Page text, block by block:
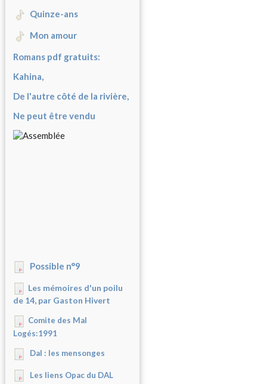
Quinze-ans
Mon amour
Romans pdf gratuits:
Kahina,
De l'autre côté de la rivière,
Ne peut être vendu
Possible n°9
Les mémoires d'un poilu
de 14, par Gaston Hivert
Comite des Mal
Logés:1991
Dal : les mensonges
Les liens Opac du DAL